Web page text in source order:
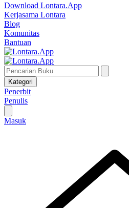
Download Lontara.App
Kerjasama Lontara
Blog
Komunitas
Bantuan
Kategori
Penerbit
Penulis
Masuk